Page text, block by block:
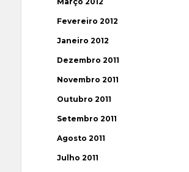
Fevereiro 2012
Janeiro 2012
Dezembro 2011
Novembro 2011
Outubro 2011
Setembro 2011
Agosto 2011
Julho 2011